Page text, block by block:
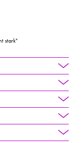
stark"